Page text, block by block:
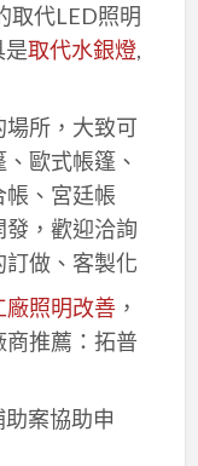
取代LED照明
是取代水銀燈,
所，大致可
歐式帳篷、
、宮廷帳
發，歡迎洽詢
做、客製化
廠照明改善，
推薦：拓普
案協助申